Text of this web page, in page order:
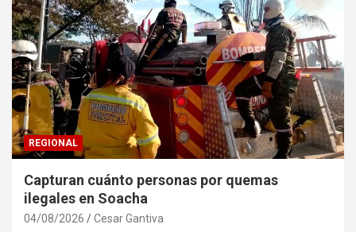
REGIONAL
Capturan cuánto personas por quemas
ilegales en Soacha
04/08/2026 Cesar Gantiva